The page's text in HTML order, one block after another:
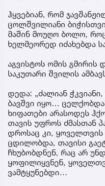
ჰყვებიან, რომ
ცოლშვილიანი
მაშინ მოუღო ბოლო,
ხელმეორედ იძახებდა
აგვისტოს ომის გმირის
საკუთარი შვილის
დედა: „ძალიან
ბავშვი იყო…
ხიფათები არასოდეს
თავის უფროს ძმასთან
დროსაც კი,
ცდილობდა, თავისი
ჩხუბობდნენ, რაც არ
ყოფილიყვნენ,
ვამტყუნებდი…